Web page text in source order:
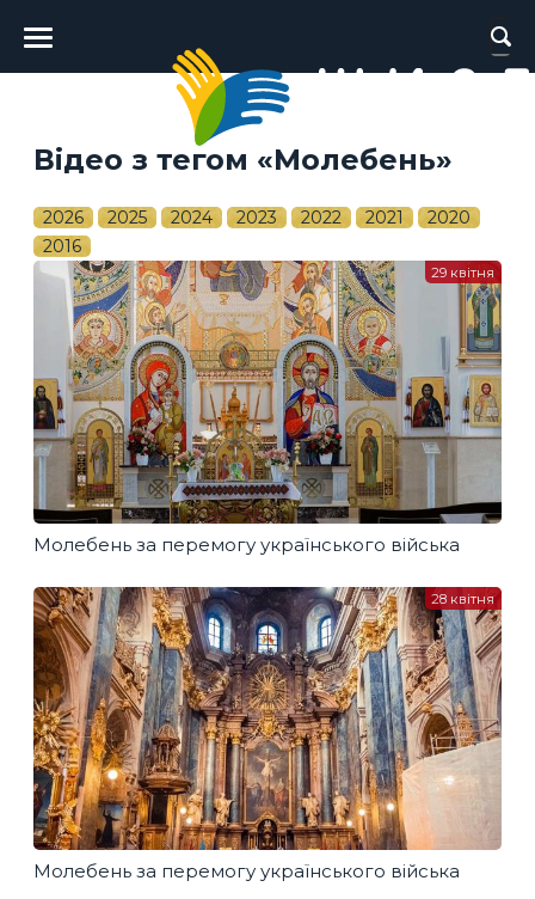
Головне
меню
Відео з тегом «Молебень»
2026 2025 2024 2023 2022 2021
2020
2016
Молебень за перемогу українського війська
29 квітня
Молебень за перемогу українського війська
28 квітня